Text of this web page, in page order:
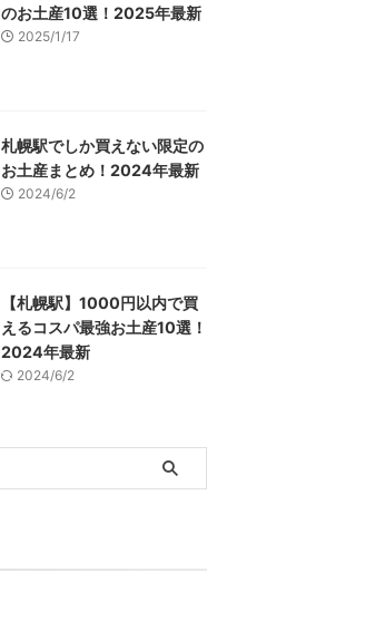
のお土産10選！2025年最新
2025/1/17
札幌駅でしか買えない限定の
お土産まとめ！2024年最新
2024/6/2
【札幌駅】1000円以内で買
えるコスパ最強お土産10選！
2024年最新
2024/6/2